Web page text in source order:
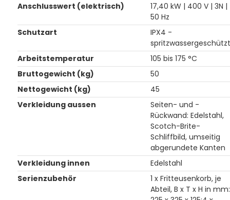
Anschlusswert (elektrisch)
17,40 kW | 400 V | 3N |
50 Hz
Schutzart
IPX4 -
spritzwassergeschützt
Arbeitstemperatur
105 bis 175 °C
Bruttogewicht (kg)
50
Nettogewicht (kg)
45
Verkleidung aussen
Seiten- und -
Rückwand: Edelstahl,
Scotch-Brite-
Schliffbild, umseitig
abgerundete Kanten
Verkleidung innen
Edelstahl
Serienzubehör
1 x Fritteusenkorb, je
Abteil, B x T x H in mm: